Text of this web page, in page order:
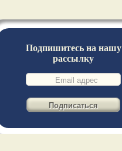
Подпишитесь на нашу
рассылку